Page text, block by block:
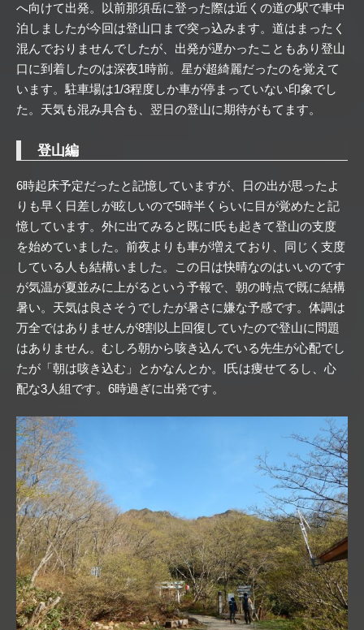
へ向けて出発。以前那須岳に登った際は近くの道の駅で車中
泊しましたが今回は登山口まで突っ込みます。道はまったく
混んでおりませんでしたが、出発が遅かったこともあり登山
口に到着したのは深夜1時前。星が超綺麗だったのを覚えて
います。駐車場は1/3程度しか車が停まっていない印象でし
た。天気も混み具合も、翌日の登山に期待がもてます。
登山編
6時起床予定だったと記憶していますが、日の出が思ったよ
りも早く日差しが眩しいので5時半くらいに目が覚めたと記
憶しています。外に出てみると既にI氏も起きて登山の支度
を始めていました。前夜よりも車が増えており、同じく支度
している人も結構いました。この日は快晴なのはいいのです
が気温が夏並みに上がるという予報で、朝の時点で既に結構
暑い。天気は良さそうでしたが暑さに嫌な予感です。体調は
万全ではありませんが8割以上回復していたので登山に問題
はありません。むしろ朝から咳き込んでいる先生が心配でし
たが「朝は咳き込む」とかなんとか。I氏は痩せてるし、心
配な3人組です。6時過ぎに出発です。